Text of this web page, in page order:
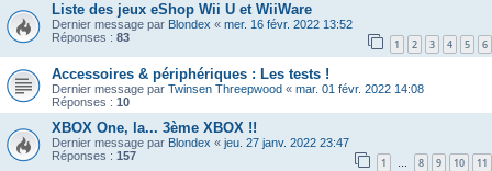
Liste des jeux eShop Wii U et WiiWare
Dernier message par Blondex « mer. 16 févr. 2022 13:52
Réponses : 83 1 2 3 4 5 6
Accessoires & périphériques : Les tests !
Dernier message par Twinsen Threepwood « mar. 01 févr. 2022 14:08
Réponses : 10
XBOX One, la... 3ème XBOX !!
Dernier message par Blondex « jeu. 27 janv. 2022 23:47
Réponses : 157 1 … 8 9 10 11